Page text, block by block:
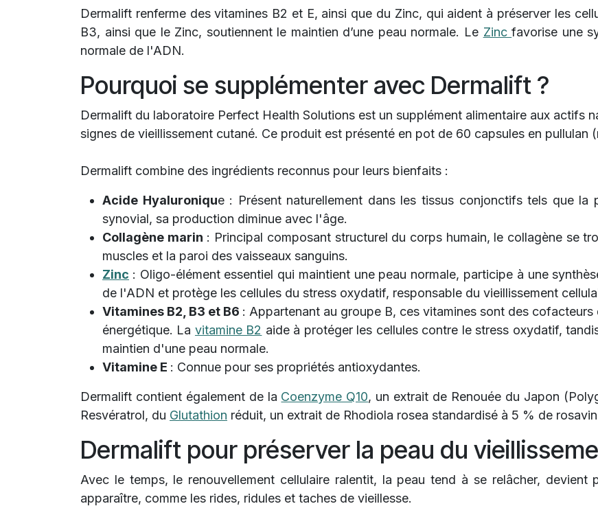
Dermalift renferme des vitamines B2 et E, ainsi que du Zinc, qui aident à préserver les
B3, ainsi que le Zinc, soutiennent le maintien d’une peau normale. Le Zincfavorise une
normale de l'ADN.
Pourquoi se supplémenter avec Dermalift ?
Dermalift du laboratoire Perfect Health Solutions est un supplément alimentaire aux actifs
signes de vieillissement cutané. Ce produit est présenté en pot de 60 capsules en pullulan
Dermalift combine des ingrédients reconnus pour leurs bienfaits :
Acide Hyaluronique : Présent naturellement dans les tissus conjonctifs tels que
synovial, sa production diminue avec l'âge.
Collagène marin : Principal composant structurel du corps humain, le collagène se
muscles et la paroi des vaisseaux sanguins.
Zinc : Oligo-élément essentiel qui maintient une peau normale, participe à une
de l'ADN et protège les cellules du stress oxydatif, responsable du vieillissement
Vitamines B2, B3 et B6 : Appartenant au groupe B, ces vitamines sont des
énergétique. La vitamine B2 aide à protéger les cellules contre le stress oxydatif,
maintien d'une peau normale.
Vitamine E : Connue pour ses propriétés antioxydantes.
Dermalift contient également de la Coenzyme Q10, un extrait de Renouée du Japon
Resvératrol, du Glutathion réduit, un extrait de Rhodiola rosea standardisé à 5 % de
Dermalift pour préserver la peau du
Avec le temps, le renouvellement cellulaire ralentit, la peau tend à se relâcher, devient
apparaître, comme les rides, ridules et taches de vieillesse.